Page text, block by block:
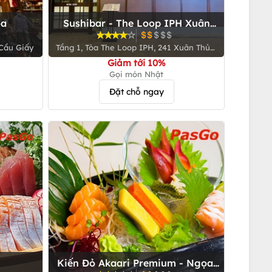
Giấy
Sushibar - The Loop IPH Xuân
Thủy
Tầng 1, Tòa The Loop IPH, 241 Xuân Thủy,
Q. Cầu Giấy
Giảm tới 10%
Gọi món Nhật
Đặt chỗ ngay
Kiến Đỏ Akaari Premium - Ngọai